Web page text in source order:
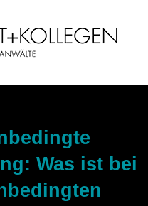
Was ist bei